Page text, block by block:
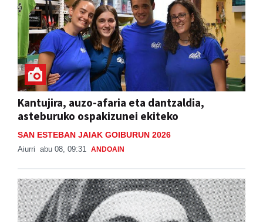
Kantujira, auzo-afaria eta dantzaldia,
asteburuko ospakizunei ekiteko
SAN ESTEBAN JAIAK GOIBURUN 2026
Aiurri abu 08, 09:31 ANDOAIN